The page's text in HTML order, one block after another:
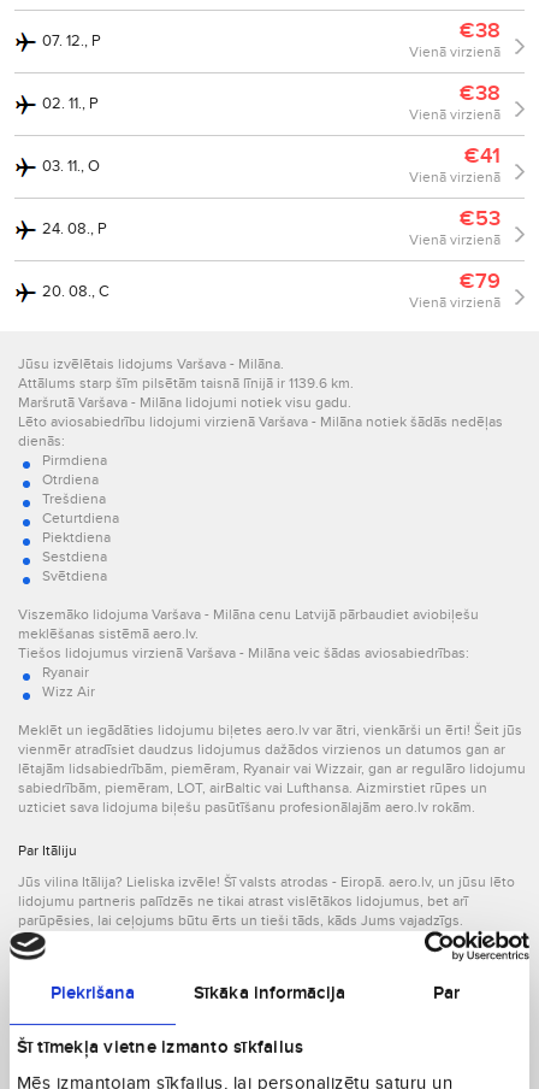
Piekrišana Sīkāka informācija Par
Šī tīmekļa vietne izmanto sīkfailus
Mēs izmantojam sīkfailus, lai personalizētu saturu un
07. 12., P €38
Vienā virzienā
02. 11., P €38
Vienā virzienā
03. 11., O €41
Vienā virzienā
24. 08., P €53
Vienā virzienā
20. 08., C €79
Vienā virzienā
Jūsu izvēlētais lidojums Varšava - Milāna.
Attālums starp šīm pilsētām taisnā līnijā ir 1139.6 km.
Maršrutā Varšava - Milāna lidojumi notiek visu gadu.
Lēto aviosabiedrību lidojumi virzienā Varšava - Milāna notiek šādās nedēļas
dienās:
Pirmdiena
Otrdiena
Trešdiena
Ceturtdiena
Piektdiena
Sestdiena
Svētdiena
Viszemāko lidojuma Varšava - Milāna cenu Latvijā pārbaudiet aviobiļešu
meklēšanas sistēmā aero.lv.
Tiešos lidojumus virzienā Varšava - Milāna veic šādas aviosabiedrības:
Ryanair
Wizz Air
Meklēt un iegādāties lidojumu biļetes aero.lv var ātri, vienkārši un ērti! Šeit jūs
vienmēr atradīsiet daudzus lidojumus dažādos virzienos un datumos gan ar
lētajām lidsabiedrībām, piemēram, Ryanair vai Wizzair, gan ar regulāro lidojumu
sabiedrībām, piemēram, LOT, airBaltic vai Lufthansa. Aizmirstiet rūpes un
uzticiet sava lidojuma biļešu pasūtīšanu profesionālajām aero.lv rokām.
Par Itāliju
Jūs vilina Itālija? Lieliska izvēle! Šī valsts atrodas - Eiropā. aero.lv, un jūsu lēto
lidojumu partneris palīdzēs ne tikai atrast vislētākos lidojumus, bet arī
parūpēsies, lai ceļojums būtu ērts un tieši tāds, kāds Jums vajadzīgs.
Neaizmirstiet par laika atšķirību! Itālija atrodas GMT +2 laika joslā, tātad, kad
Latvijā ir plkst. 13.00., tur pulkstenis sit 12.
skaits sasniedz 60.43 miljonus. Valsts aizņem 301230 km
, platību, tātad
jūs varēsiet sazināties vismaz 5 valodās, jo valsts iedzīvotāji runā šādās
valodās: katalāņu, vācu, franču, itāļu, slovēņu.
Valsts nacionālā valūta ir EUR. Tātad nebūs jālauza galva valūtas maiņas dēļ.